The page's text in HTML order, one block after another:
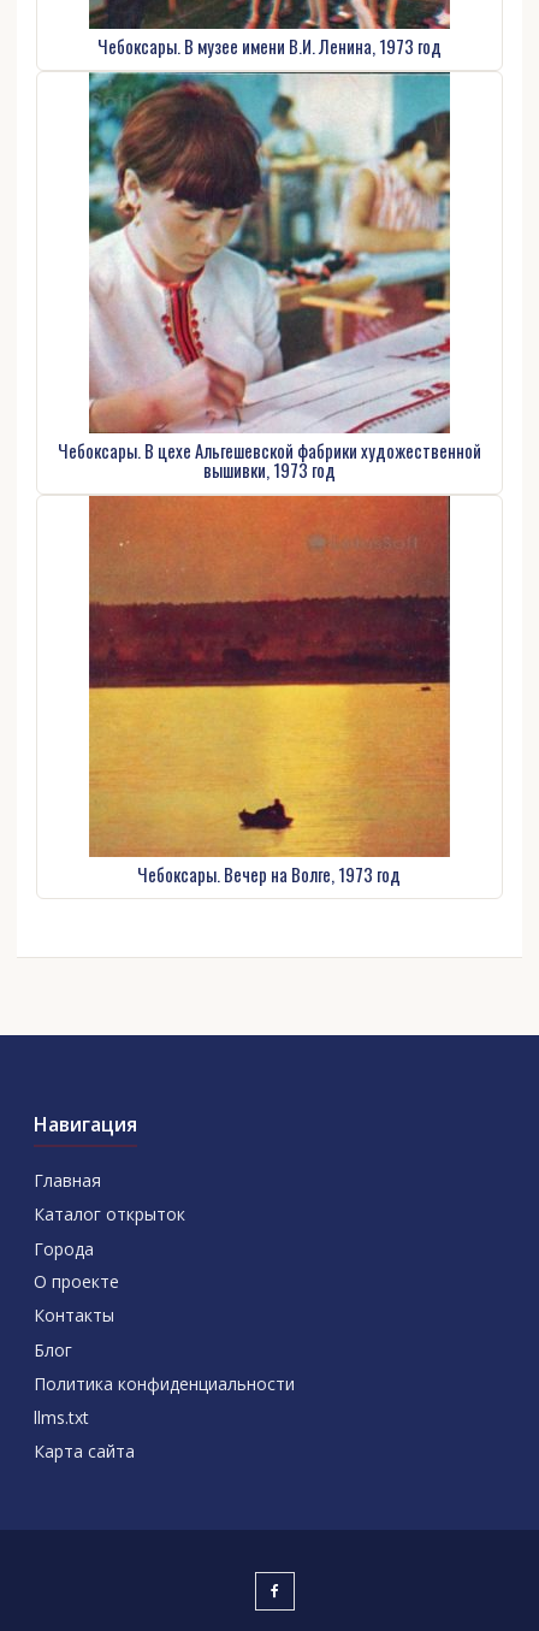
Чебоксары. В музее имени В.И. Ленина, 1973 год
Чебоксары. В цехе Альгешевской фабрики художественной
вышивки, 1973 год
Чебоксары. Вечер на Волге, 1973 год
Навигация
Главная
Каталог открыток
Города
О проекте
Контакты
Блог
Политика конфиденциальности
llms.txt
Карта сайта